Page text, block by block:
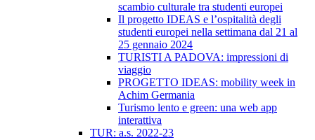
scambio culturale tra studenti europei
Il progetto IDEAS e l’ospitalità degli
studenti europei nella settimana dal 21 al
25 gennaio 2024
TURISTI A PADOVA: impressioni di
viaggio
PROGETTO IDEAS: mobility week in
Achim Germania
Turismo lento e green: una web app
interattiva
TUR: a.s. 2022-23